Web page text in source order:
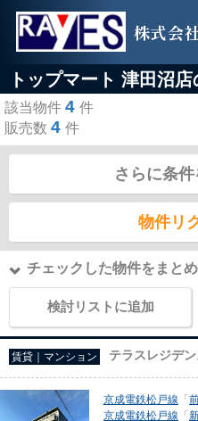
株式会
トップマート 津田沼
該当物件 4 件
販売数 4 件
さらに条
物件リ
チェックした物件をまと
検討リストに追加
賃貸｜マンション テラスレジデ
京成電鉄松戸線 「
京成電鉄松戸線 「